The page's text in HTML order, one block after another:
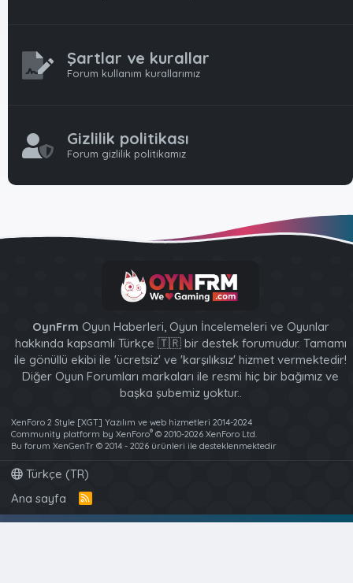
Şartlar ve kurallar
Forum kullanım kurallarımız
Gizlilik politikası
Forum gizlilik politikamız
OynFrm Oyun Haberleri, Oyun İncelemeleri ve Oyunlar
hakkında kapsamlı Türkçe 🇹🇷 bir destek forumudur. Tamamı
ile gönüllü ekibi ile 'ücretsiz' ve 'karşılıksız' hizmet vermektedir!
Diğer Oyun Forumları markaları ile resmi hiç bir bağımız ve
başka şubemiz yoktur..
XenForo 2 Style [XGT] Yazılım ve web hizmetleri 2014-2024
Community platform by XenForo® © 2010-2026 XenForo Ltd.
Bu forum XenGenTr © 2014 - 2026 ürünleri ile desteklenmektedir
Türkçe (TR)
Ana sayfa
S